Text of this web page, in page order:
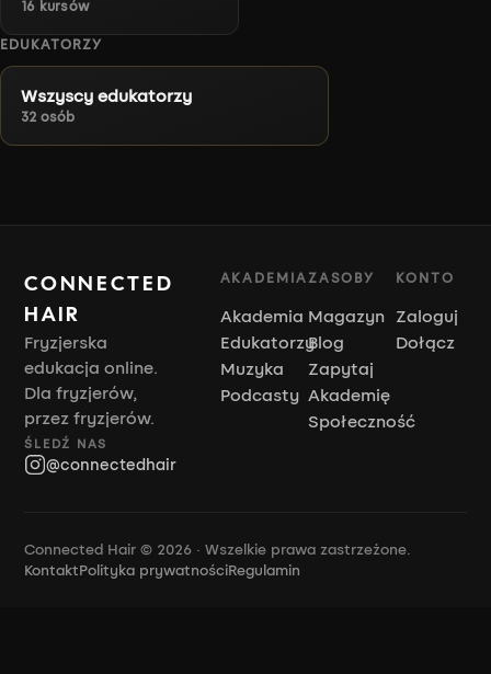
16 kursów
EDUKATORZY
Wszyscy edukatorzy
32 osób
CONNECTED
HAIR
Fryzjerska
edukacja online.
Dla fryzjerów,
przez fryzjerów.
ŚLEDŹ NAS
@connectedhair
AKADEMIA
Akademia
Edukatorzy
Muzyka
Podcasty
ZASOBY
Magazyn
Blog
Zapytaj
Akademię
Społeczność
KONTO
Zaloguj
Dołącz
Connected Hair © 2026 · Wszelkie prawa zastrzeżone.
KontaktPolityka prywatnościRegulamin